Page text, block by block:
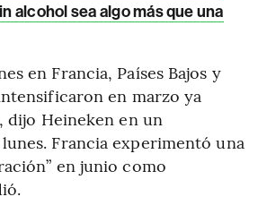
alcohol sea algo más que una
en Francia, Países Bajos y
en marzo ya
dijo Heineken en un
Francia experimentó una
en junio como